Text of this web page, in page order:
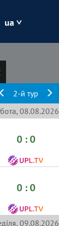
ua
2-й тур
08.08.2026
0 : 0
0 : 0
09.08.2026